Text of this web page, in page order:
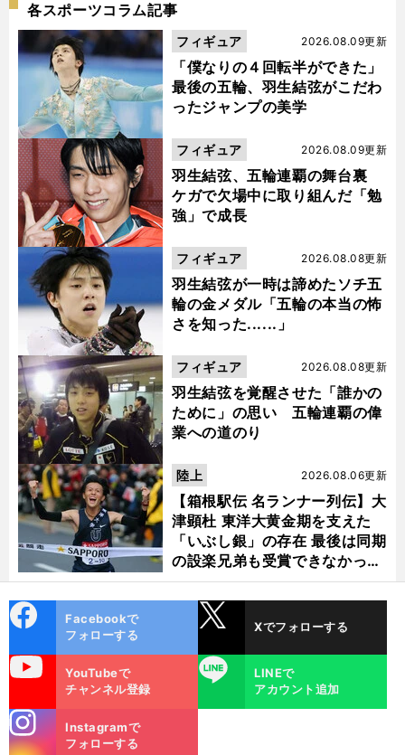
各スポーツコラム記事
「僕なりの４回転半ができた」
最後の五輪、羽生結弦がこだわ
ったジャンプの美学
2026.08.09更新
フィギュア
羽生結弦、五輪連覇の舞台裏
ケガで欠場中に取り組んだ「勉
強」で成長
2026.08.09更新
フィギュア
羽生結弦が一時は諦めたソチ五
輪の金メダル「五輪の本当の怖
さを知った......」
2026.08.08更新
フィギュア
羽生結弦を覚醒させた「誰かの
ために」の思い 五輪連覇の偉
業への道のり
2026.08.08更新
フィギュア
【箱根駅伝 名ランナー列伝】大
津顕杜 東洋大黄金期を支えた
「いぶし銀」の存在 最後は同期
の設楽兄弟も受賞できなかった
金栗杯に輝く
2026.08.06更新
陸上
ok
Facebookで
フォローする
Xでフォローする
YouTubeで
チャンネル登録
LINE
LINEで
アカウント追加
m
Instagramで
フォローする